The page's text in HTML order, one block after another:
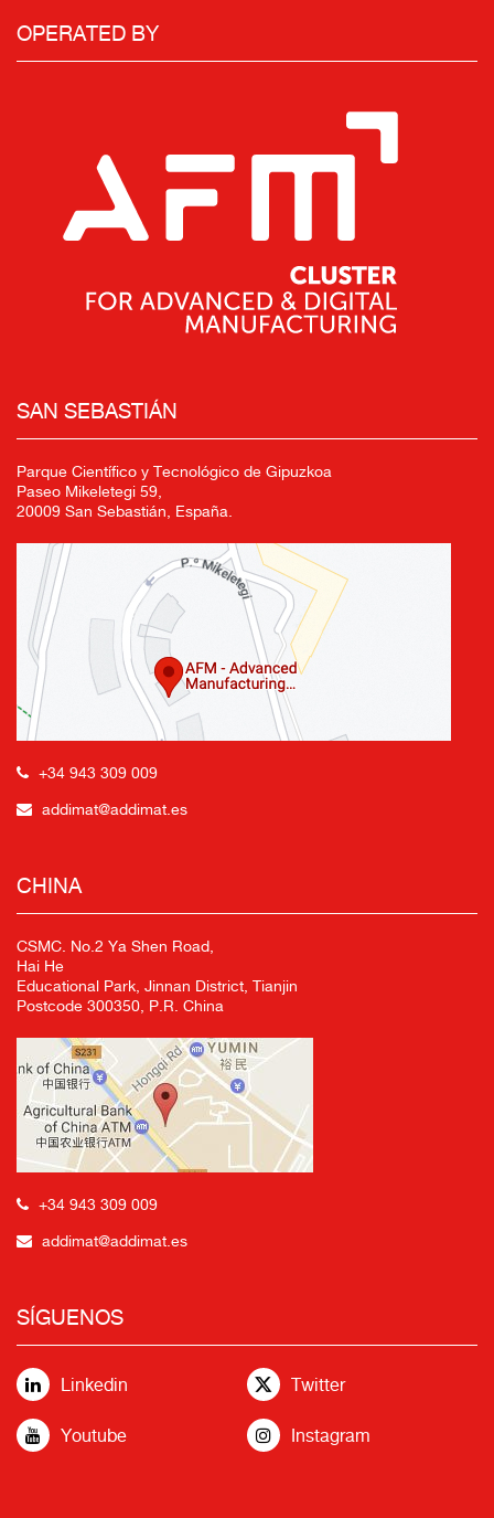
OPERATED BY
SAN SEBASTIÁN
Parque Científico y Tecnológico de Gipuzkoa
Paseo Mikeletegi 59,
20009 San Sebastián, España.
+34 943 309 009
addimat@addimat.es
CHINA
CSMC. No.2 Ya Shen Road,
Hai He
Educational Park, Jinnan District, Tianjin
Postcode 300350, P.R. China
+34 943 309 009
addimat@addimat.es
SÍGUENOS
Linkedin Twitter
Youtube Instagram